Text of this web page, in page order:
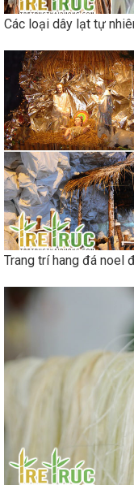
Các loại dây lạt tự
Trang trí hang đá noel